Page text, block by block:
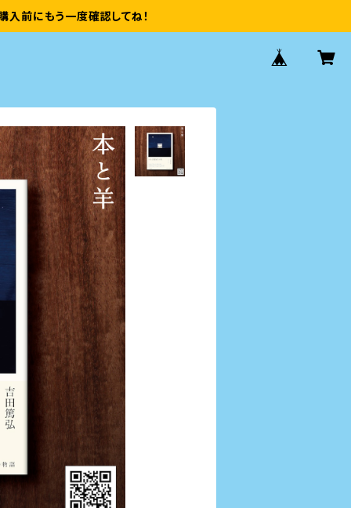
入前にもう一度確認してね！